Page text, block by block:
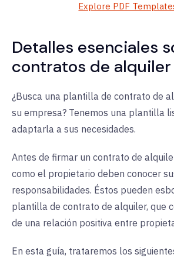
Explore PDF
Detalles esenciales
contratos de
¿Busca una plantilla de contrato de
su empresa? Tenemos una plantilla
adaptarla a sus necesidades.
Antes de firmar un contrato de
como el propietario deben conocer
responsabilidades. Éstos pueden
plantilla de contrato de alquiler, que
de una relación positiva entre
En esta guía, trataremos los